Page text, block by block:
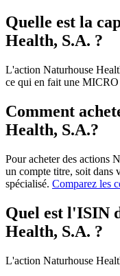
Quelle est la
Health, S.A. ?
L'action Naturhouse
ce qui en fait une
Comment
Health, S.A.?
Pour acheter des actions
un compte titre, soit dans
spécialisé. Comparez les
Quel est l'ISIN
Health, S.A. ?
L'action Naturhouse